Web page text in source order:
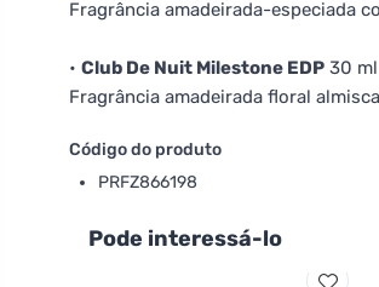
Fragrância amadeirada-especiada
• Club De Nuit Milestone EDP 30 ml
Fragrância amadeirada floral
Código do produto
PRFZ866198
Pode interessá-lo